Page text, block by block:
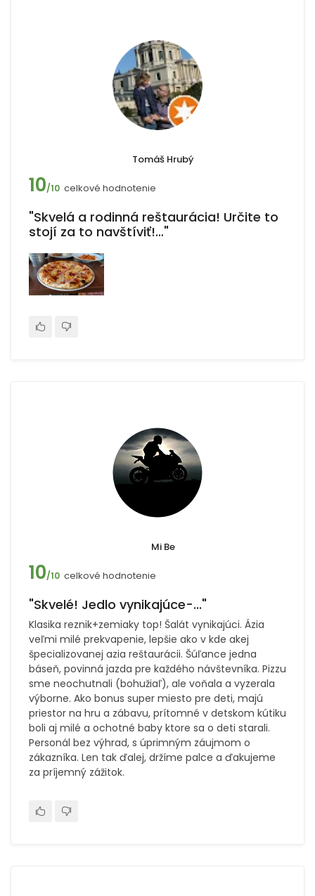
Tomáš Hrubý
10/10 celkové hodnotenie
"Skvelá a rodinná reštaurácia! Určite to
stojí za to navštíviť!…"
Mi Be
10/10 celkové hodnotenie
"Skvelé! Jedlo vynikajúce-..."
Klasika reznik+zemiaky top! Šalát vynikajúci. Ázia
veľmi milé prekvapenie, lepšie ako v kde akej
špecializovanej azia reštaurácii. Šúľance jedna
báseň, povinná jazda pre každého návštevníka. Pizzu
sme neochutnali (bohužiaľ), ale voňala a vyzerala
výborne. Ako bonus super miesto pre deti, majú
priestor na hru a zábavu, prítomné v detskom kútiku
boli aj milé a ochotné baby ktore sa o deti starali.
Personál bez výhrad, s úprimným záujmom o
zákazníka. Len tak ďalej, držíme palce a ďakujeme
za príjemný zážitok.